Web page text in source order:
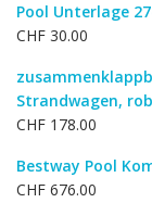
war:
Pool Unterlage
CHF 30.00
Strandwagen,
CHF 178.00
Bestway Pool
CHF 676.00